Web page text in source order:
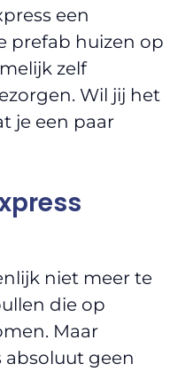
een
prefab huizen op
zelf
Wil jij het
je een paar
niet meer te
die op
Maar
absoluut geen